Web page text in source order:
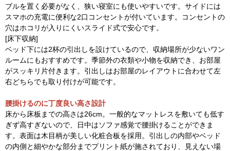
ブルを置く必要がなく、狭い寝室にも使いやすいです。サイドには
スマホの充電に便利な2口コンセントが付いています。コンセントの
穴はホコリが入りにくいスライド式で安心です。
[床下収納]
ベッド下には2杯の引出しを設けているので、収納場所が少ないワン
ルームにもおすすめです。季節外の衣類や小物を収納でき、お部屋
がスッキリ片付きます。引出しはお部屋のレイアウトに合わせて左
右どちらでも取り付けが可能です。
腰掛けるのに丁度良い高さ設計
床から床板までの高さは26cm。一般的なマットレスを敷いても低す
ぎず高すぎないので、日中はソファ感覚で腰掛けることができま
す。表面は木目柄が美しい化粧合板を採用。引出しの内部やベッド
の内側と細やかな部分までプリント紙が施されており、見えない場